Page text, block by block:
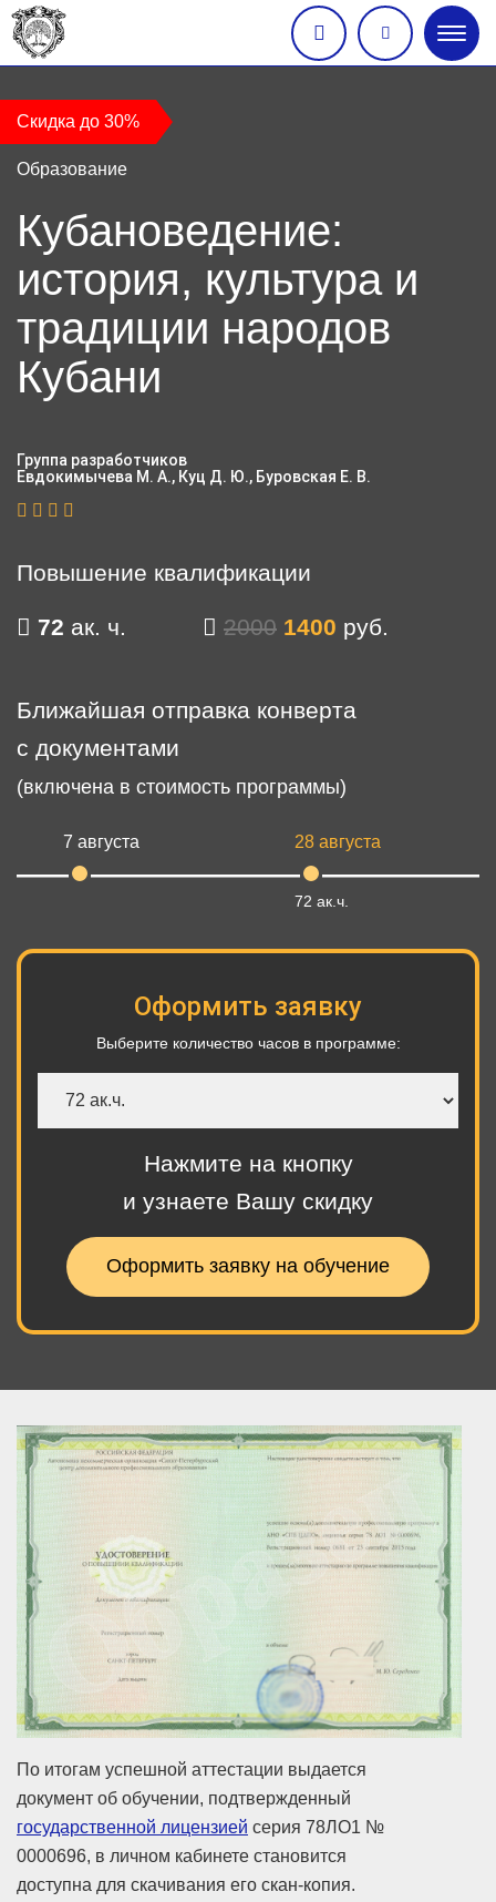
меню
Скидка до 30%
Образование
Кубановедение:
история, культура и
традиции народов
Кубани
Группа разработчиков
Евдокимычева М. А., Куц Д. Ю., Буровская Е. В.
Повышение квалификации
72 ак. ч. 2000 1400 руб.
Ближайшая отправка конверта
с документами
(включена в стоимость программы)
7 августа 28 августа
72 ак.ч.
Оформить заявку
Выберите количество часов в программе:
Нажмите на кнопку
и узнаете Вашу скидку
Оформить заявку на обучение
По итогам успешной аттестации выдается
документ об обучении, подтвержденный
государственной лицензией серия 78ЛО1 №
0000696, в личном кабинете становится
доступна для скачивания его скан-копия.